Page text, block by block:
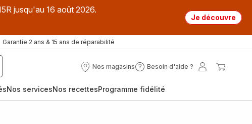
jusqu'au 16 août 2026.
Je découvre
Garantie 2 ans & 15 ans de réparabilité
Nos magasins
Nos
Besoin d'aide ?
Besoin
?
Mon
Nos servicesNos recettesProgramme fidélité